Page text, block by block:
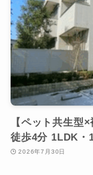
【ペット共生型
徒歩4分 1LDK・
2026年7月30日